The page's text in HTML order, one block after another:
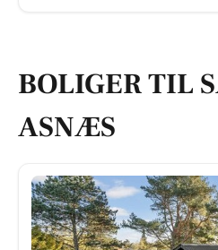
BOLIGER TIL
ASNÆS